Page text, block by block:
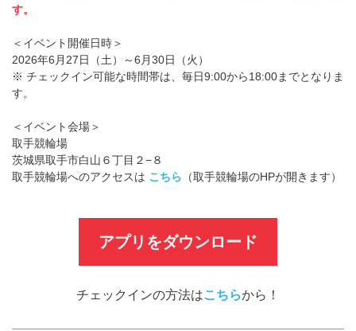
す。
＜イベント開催日時＞
2026年6月27日（土）～6月30日（火）
※ チェックイン可能な時間帯は、毎日9:00から18:00までとなりま
す。
＜イベント会場＞
取手競輪場
茨城県取手市白山６丁目２−８
取手競輪場へのアクセスは こちら （取手競輪場のHPが開きます）
アプリをダウンロード
チェックインの方法はこちらから！